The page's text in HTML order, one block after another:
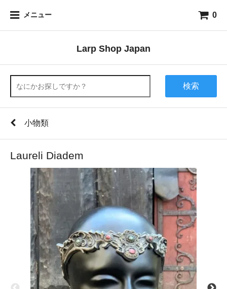
メニュー 0
Larp Shop Japan
検索
小物類
Laureli Diadem